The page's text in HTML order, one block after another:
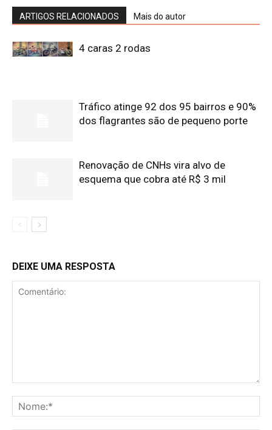
ARTIGOS RELACIONADOS Mais do autor
4 caras 2 rodas
Tráfico atinge 92 dos 95 bairros e 90%
dos flagrantes são de pequeno porte
Renovação de CNHs vira alvo de
esquema que cobra até R$ 3 mil
DEIXE UMA RESPOSTA